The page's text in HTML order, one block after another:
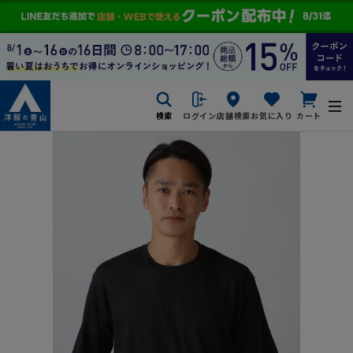
検索 ログイン店舗検索お気に入り カート